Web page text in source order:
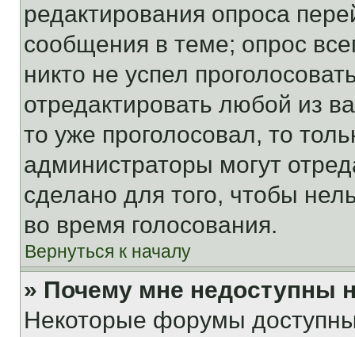
редактирования опроса
сообщения в теме; опрос
никто не успел
отредактировать любой из
то уже проголосовал, то
администраторы могут
сделано для того, чтобы
во время голосования.
Вернуться к началу
» Почему мне недоступны
Некоторые форумы